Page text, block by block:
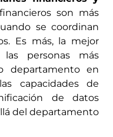
son más
se coordinan
Es más, la mejor
personas más
departamento en
capacidades de
de datos
del departamento